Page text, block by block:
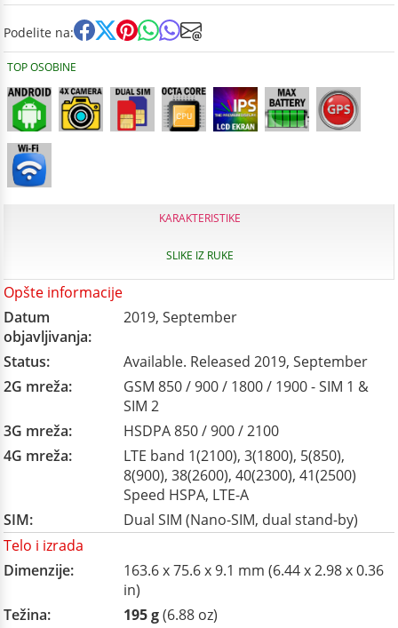
Podelite na:
TOP OSOBINE
KARAKTERISTIKE
SLIKE IZ RUKE
Opšte informacije
Datum
objavljivanja:
2019, September
Status:
Available. Released 2019, September
2G mreža:
GSM 850 / 900 / 1800 / 1900 - SIM 1 &
SIM 2
3G mreža:
HSDPA 850 / 900 / 2100
4G mreža:
LTE band 1(2100), 3(1800), 5(850),
8(900), 38(2600), 40(2300), 41(2500)
Speed HSPA, LTE-A
SIM:
Dual SIM (Nano-SIM, dual stand-by)
Telo i izrada
Dimenzije:
163.6 x 75.6 x 9.1 mm (6.44 x 2.98 x 0.36
in)
Težina:
195 g(6.88 oz)